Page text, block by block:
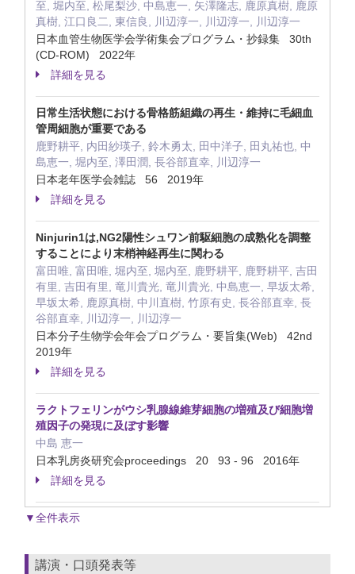
至, 堀内至, 松尾梨沙, 中島恵一, 矢澤隆志, 鹿原真樹, 鹿原
真樹, 江口良二, 東信良, 川辺淳一, 川辺淳一, 川辺淳一
日本血管生物医学会学術集会プログラム・抄録集 30th
(CD-ROM) 2022年
詳細を見る
日常生活状態における骨格筋組織の再生・維持に毛細血
管周細胞が重要である
鹿野耕平, 内田紗瑛子, 鈴木勇太, 田中洋子, 田丸祐也, 中
島恵一, 堀内至, 澤田潤, 長谷部直幸, 川辺淳一
日本老年医学会雑誌 56 2019年
詳細を見る
Ninjurin1は,NG2陽性シュワン前駆細胞の成熟化を調整
することにより末梢神経再生に関わる
富田唯, 富田唯, 堀内至, 堀内至, 鹿野耕平, 鹿野耕平, 吉田
有里, 吉田有里, 竜川貴光, 竜川貴光, 中島恵一, 早坂太希,
早坂太希, 鹿原真樹, 中川直樹, 竹原有史, 長谷部直幸, 長
谷部直幸, 川辺淳一, 川辺淳一
日本分子生物学会年会プログラム・要旨集(Web) 42nd
2019年
詳細を見る
ラクトフェリンがウシ乳腺線維芽細胞の増殖及び細胞増
殖因子の発現に及ぼす影響
中島 恵一
日本乳房炎研究会proceedings 20 93 - 96 2016年
詳細を見る
▼全件表示
講演・口頭発表等